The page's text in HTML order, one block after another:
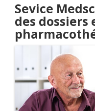
Sevice
des dossiers